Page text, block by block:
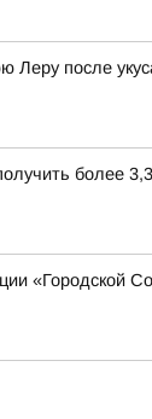
после
более
«Городской